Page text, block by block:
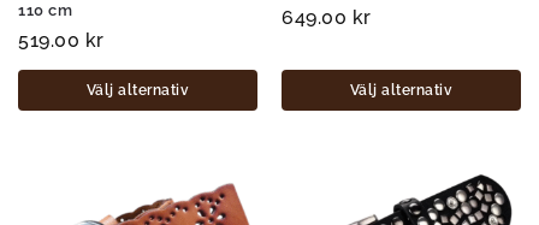
110 cm
519.00 kr
Välj alternativ
649.00 kr
Välj alternativ